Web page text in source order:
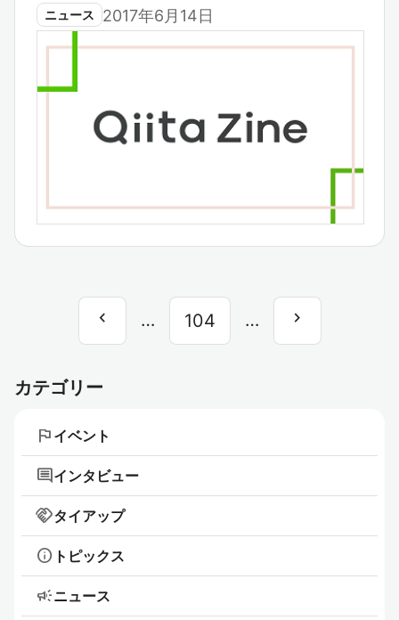
ニュース 2017年6月14日
chevron_left … 104 … chevron_right
カテゴリー
flag イベント
commentインタビュー
handshakeタイアップ
info トピックス
campaignニュース